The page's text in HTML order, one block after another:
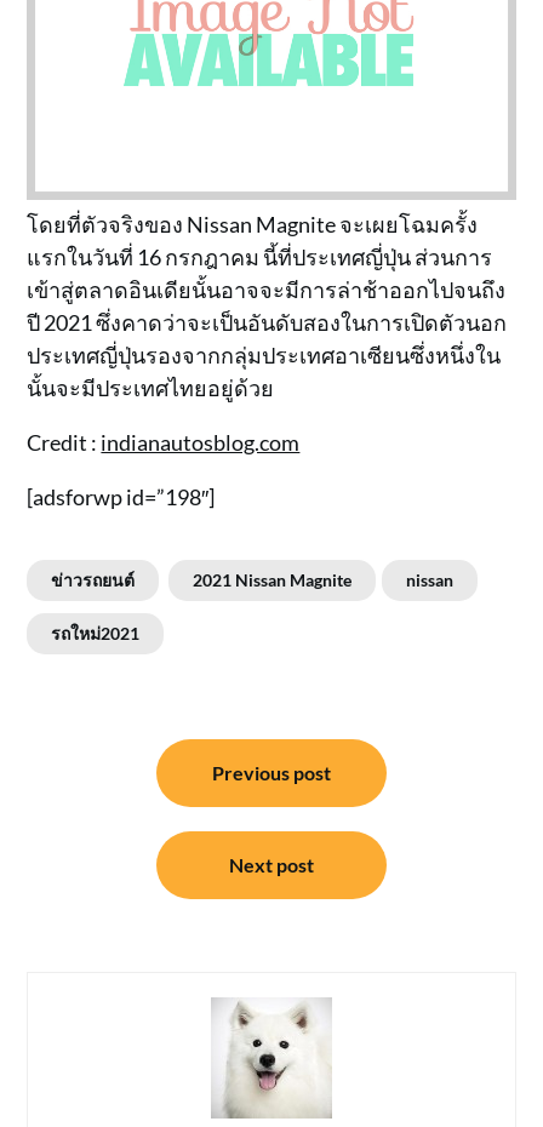
โดยที่ตัวจริงของ Nissan Magnite จะเผยโฉมครั้ง
แรกในวันที่ 16 กรกฎาคม นี้ที่ประเทศญี่ปุ่น ส่วนการ
เข้าสู่ตลาดอินเดียนั้นอาจจะมีการล่าช้าออกไปจนถึง
ปี 2021 ซึ่งคาดว่าจะเป็นอันดับสองในการเปิดตัวนอก
ประเทศญี่ปุ่นรองจากกลุ่มประเทศอาเซียนซึ่งหนึ่งใน
นั้นจะมีประเทศไทยอยู่ด้วย
Credit : indianautosblog.com
[adsforwp id=”198″]
ข่าวรถยนต์ 2021 Nissan Magnite nissan
รถใหม่2021
Previous post
Next post